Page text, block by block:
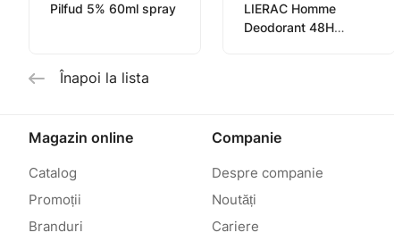
Pilfud 5% 60ml spray
LIERAC Homme
Deodorant 48H
Înapoi la lista
Magazin online
Catalog
Promoții
Branduri
Companie
Despre companie
Noutăți
Cariere